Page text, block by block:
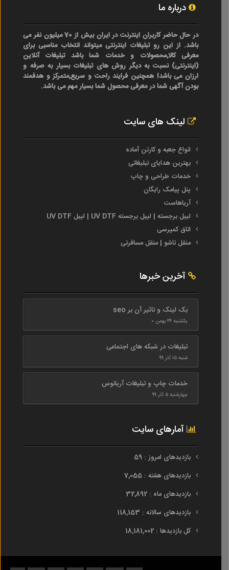
درباره ما
در حال حاضر کاربران اینترنت در ایران بیش از 70 میلیون نفر می
باشد. از این رو تبلیغات اینترنتی میتواند انتخاب مناسبی برای
معرفی کالا,محصولات و خدمات شما باشد تبلیغات آنلاین
(اینترنتی) نسبت به دیگر روش های تبلیغات بسیار به صرفه و
ارزان می باشد! همچنین فرایند راحت و سریع,متمرکز و هدفمند
بودن آگهی شما در معرفی محصول شما بسیار مهم می باشد.
لینک های سایت
انواع جعبه و کارتن آماده
بهترین هدایای تبلیغاتی
خدمات طراحی و چاپ
پنل پیامک رایگان
آریاهاست
لیبل برجسته | لیبل برجسته UV DTF | لیبل UV DTF
اتاق کمپرسی
منقل تاشو | منقل مسافرتی
آخرین خبرها
بک لینک و تاثیر آن بر seo
یکشنبه ۲۴ بهمن ۰
تبلیغات در شبکه های اجتماعی
شنبه ۱۵ آذر ۹۹
خدمات چاپ و تبلیغات آریانوس
چهارشنبه ۵ آذر ۹۹
آمارهای سایت
بازدیدهای امروز : 59
بازدیدهای هفته : 7,055
بازدیدهای ماه : 32,892
بازدیدهای سالانه : 118,153
کل بازدیدها : 18,181,002